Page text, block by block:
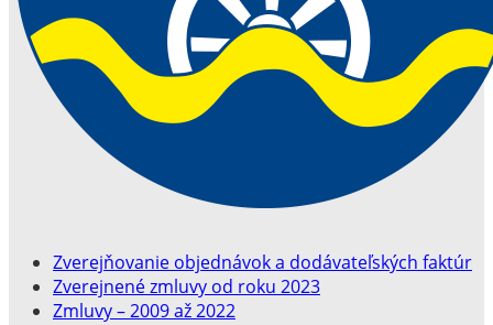
Zverejňovanie objednávok a dodávateľských faktúr
Zverejnené zmluvy od roku 2023
Zmluvy – 2009 až 2022